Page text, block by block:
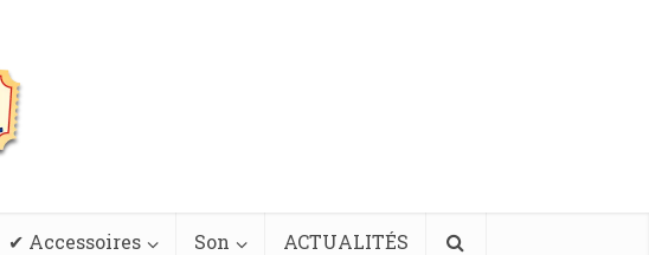
✔ Accessoires Son ACTUALITÉS